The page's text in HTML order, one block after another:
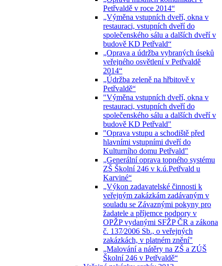
Petřvaldě v roce 2014“
„Výměna vstupních dveří, okna v
restauraci, vstupních dveří do
společenského sálu a dalších dveří v
budově KD Petřvald“
„Oprava a údržba vybraných úseků
veřejného osvětlení v Petřvaldě
2014“
„Údržba zeleně na hřbitově v
Petřvaldě“
"Výměna vstupních dveří, okna v
restauraci, vstupních dveří do
společenského sálu a dalších dveří v
budově KD Petřvald"
"Oprava vstupu a schodiště před
hlavními vstupními dveří do
Kulturního domu Petřvald"
„Generální oprava topného systému
ZŠ Školní 246 v k.ú.Petřvald u
Karviné“
„Výkon zadavatelské činnosti k
veřejným zakázkám zadávaným v
souladu se Závaznými pokyny pro
žadatele a příjemce podpory v
OPŽP vydanými SFŽP ČR a zákona
č. 137⁄2006 Sb., o veřejných
zakázkách, v platném znění"
„Malování a nátěry na ZŠ a ZÚŠ
Školní 246 v Petřvaldě“